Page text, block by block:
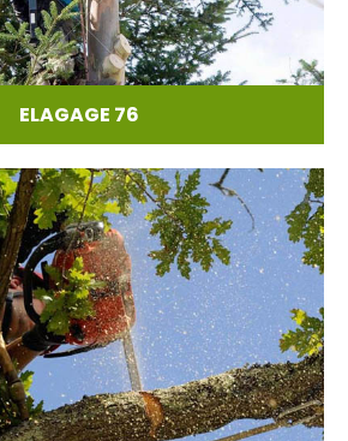
ELAGAGE 76